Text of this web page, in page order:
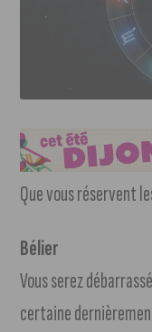
Que vous réservent
Bélier
Vous serez
certaine